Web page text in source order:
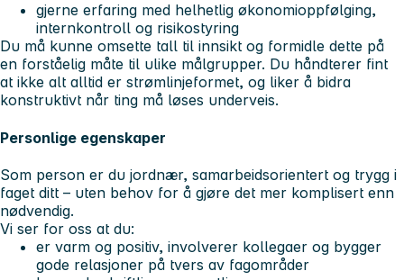
gjerne erfaring med helhetlig økonomioppfølging,
internkontroll og risikostyring
Du må kunne omsette tall til innsikt og formidle dette på
en forståelig måte til ulike målgrupper. Du håndterer fint
at ikke alt alltid er strømlinjeformet, og liker å bidra
konstruktivt når ting må løses underveis.
Personlige egenskaper
Som person er du jordnær, samarbeidsorientert og trygg i
faget ditt – uten behov for å gjøre det mer komplisert enn
nødvendig.
Vi ser for oss at du:
er varm og positiv, involverer kollegaer og bygger
gode relasjoner på tvers av fagområder